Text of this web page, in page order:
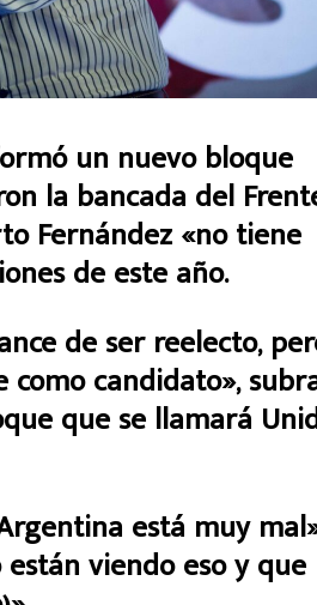
un nuevo bloque
la bancada del
Fernández «no tiene
de este año.
de ser reelecto,
candidato»,
que se llamará
está muy
viendo eso y que